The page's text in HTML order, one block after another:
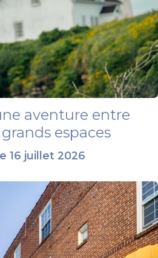
aventure entre
espaces
16 juillet 2026